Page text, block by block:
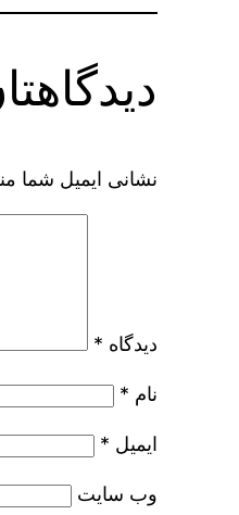
نشانی ایمیل شما
دیدگاه *
نام *
ایمیل *
وب‌ سایت